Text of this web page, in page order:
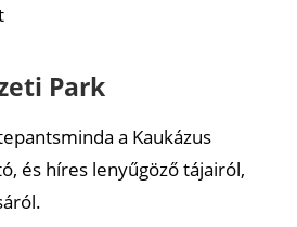
Park
a Kaukázus
és híres lenyűgöző tájairól,